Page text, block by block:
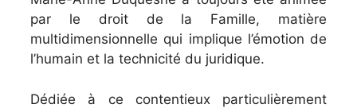
par le droit de la Famille, matière
multidimensionnelle qui implique l’émotion de
l’humain et la technicité du juridique.
Dédiée à ce contentieux particulièrement